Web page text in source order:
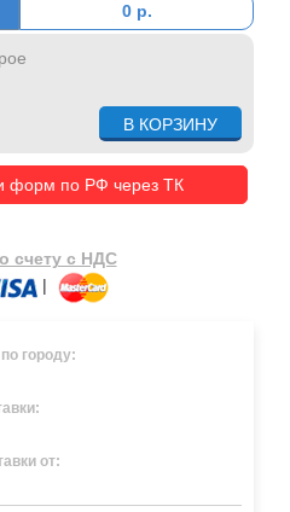
0 р.
форм по РФ через ТК
счету с НДС
|
городу:
от: